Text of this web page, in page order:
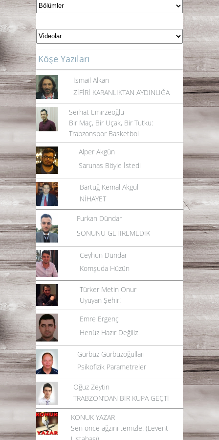
Köşe Yazıları
İsmail Alkan
ZİFİRİ KARANLIKTAN AYDINLIĞA
Serhat Emirzeoğlu
Bir Maç, Bir Uçak, Bir Tutku:
Trabzonspor Basketbol
Alper Akgün
Sarunas Böyle İstedi
Bartuğ Kemal Akgül
NİHAYET
Furkan Dündar
SONUNU GETİREMEDİK
Ceyhun Dündar
Komşuda Hüzün
Türker Metin Onur
Uyuyan Şehir!
Emre Ergenç
Henüz Hazır Değiliz
Gürbüz Gürbüzoğulları
Psikofizik Parametreler
Oğuz Zeytin
TRABZON’DAN BİR KUPA GEÇTİ
KONUK YAZAR
Sen önce ağzını temizle! (Levent